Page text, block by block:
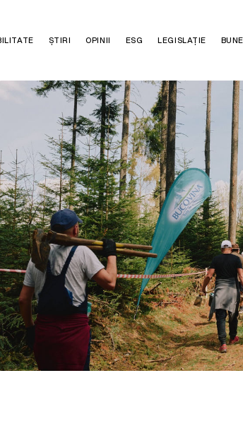
ȘTIRI OPINII ESG LEGISLAȚIE